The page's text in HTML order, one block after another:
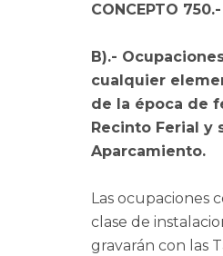
CONCEPTO 750.-
B).-
cualquier
de la época de
Recinto Ferial y
Aparcamiento.
Las ocupaciones
clase de
gravarán con las